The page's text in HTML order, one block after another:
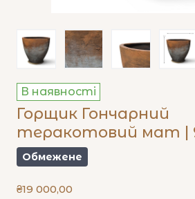
В наявності
Горщик Гончарний
теракотовий мат |
Обмежене
₴19 000,00